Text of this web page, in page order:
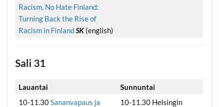
Racism, No Hate Finland:
Turning Back the Rise of
Racism in FinlandSK (english)
Sali 31
Lauantai
Sunnuntai
10-11.30Sananvapaus ja
10-11.30 Helsingin